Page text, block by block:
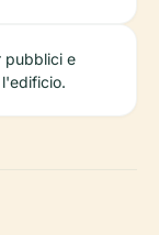
pubblici e